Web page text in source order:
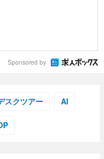
Sponsored by
スクツアー AI